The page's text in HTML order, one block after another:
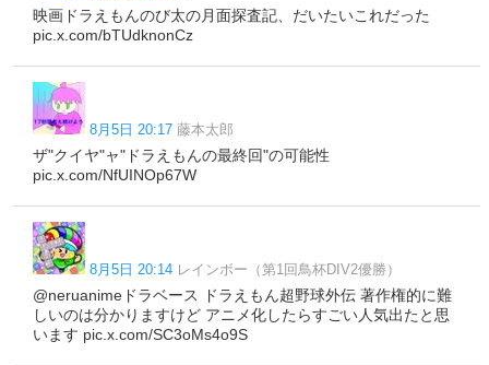
映画ドラえもんのび太の月面探査記、だいたいこれだった
pic.x.com/bTUdknonCz
8月5日 20:17 藤本太郎
ザ"クイヤ"ャ"ドラえもんの最終回"の可能性
pic.x.com/NfUINOp67W
8月5日 20:14 レインボー（第1回鳥杯DIV2優勝）
@neruanimeドラベース ドラえもん超野球外伝 著作権的に難
しいのは分かりますけど アニメ化したらすごい人気出たと思
います pic.x.com/SC3oMs4o9S